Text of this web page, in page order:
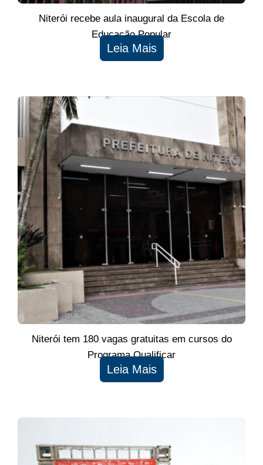
Niterói recebe aula inaugural da Escola de
Educação Popular
Leia Mais
Niterói tem 180 vagas gratuitas em cursos do
Programa Qualificar
Leia Mais